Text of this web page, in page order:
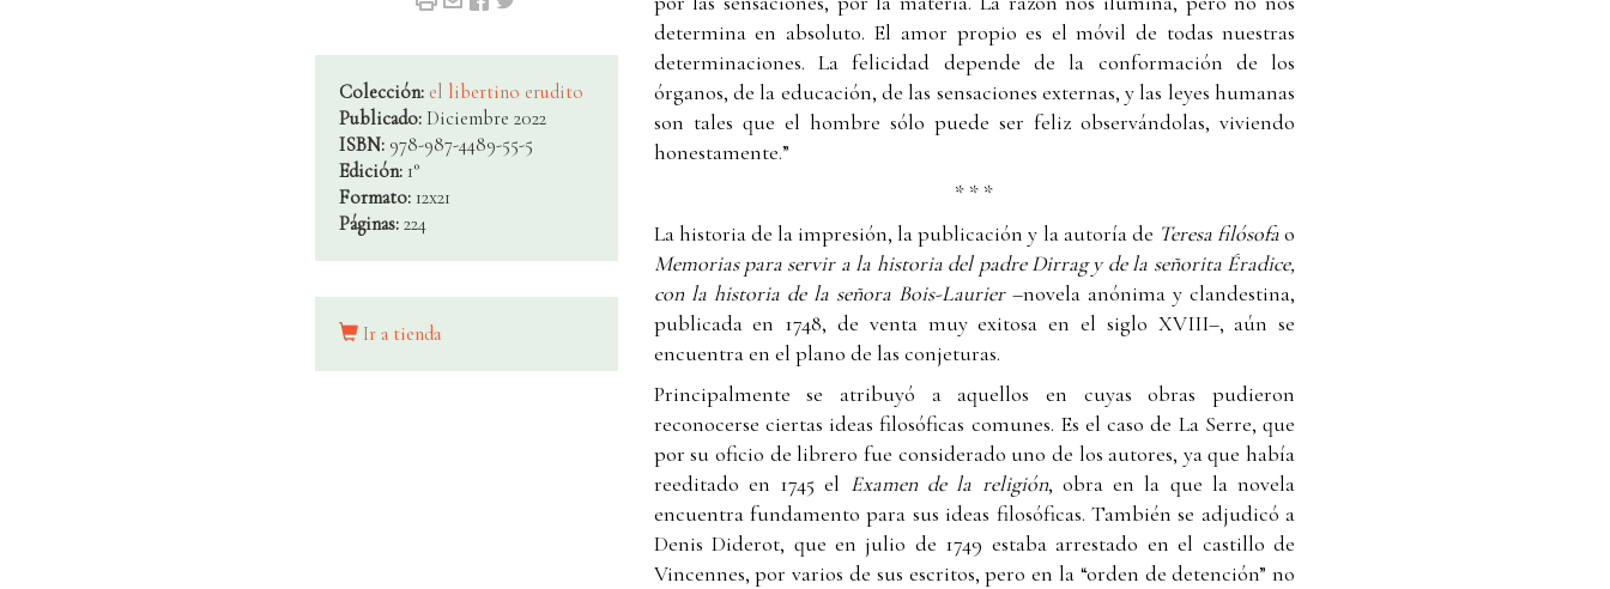
Colección: el libertino erudito
Publicado: Diciembre 2022
ISBN: 978-987-4489-55-5
Edición: 1°
Formato: 12x21
Páginas: 224
Ir a tienda
determina en absoluto. El amor propio es el móvil de todas nuestras
determinaciones. La felicidad depende de la conformación de los
órganos, de la educación, de las sensaciones externas, y las leyes humanas
son tales que el hombre sólo puede ser feliz observándolas, viviendo
honestamente.”
* * *
La historia de la impresión, la publicación y la autoría de Teresa filósofao
Memorias para servir a la historia del padre Dirrag y de la señorita Éradice,
con la historia de la señora Bois-Laurier–novela anónima y clandestina,
publicada en 1748, de venta muy exitosa en el siglo XVIII–, aún se
encuentra en el plano de las conjeturas.
Principalmente se atribuyó a aquellos en cuyas obras pudieron
reconocerse ciertas ideas filosóficas comunes. Es el caso de La Serre, que
por su oficio de librero fue considerado uno de los autores, ya que había
reeditado en 1745 el Examen de la religión, obra en la que la novela
encuentra fundamento para sus ideas filosóficas. También se adjudicó a
Denis Diderot, que en julio de 1749 estaba arrestado en el castillo de
Vincennes, por varios de sus escritos, pero en la “orden de detención” no